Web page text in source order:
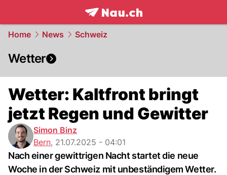
frontpage.NAU.ch
Home News Schweiz
Wetter
Wetter: Kaltfront bringt
jetzt Regen und Gewitter
Simon Binz
Bern, 21.07.2025 - 04:01
Nach einer gewittrigen Nacht startet die neue
Woche in der Schweiz mit unbeständigem Wetter.